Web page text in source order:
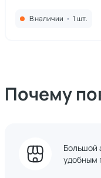
В наличии • 1 шт.
Почему
Большой
удобным